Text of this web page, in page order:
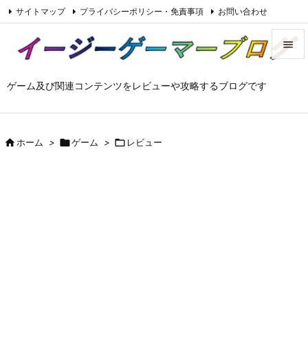
ゲーム及び関連コンテンツをレビューや攻略するブログです

サイトマップ プライバシーポリシー・免責事項 お問い合わせ
RSS
ホーム > ゲーム >  レビュー